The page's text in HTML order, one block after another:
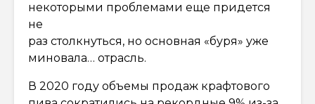
некоторыми проблемами еще придется
не
раз столкнуться, но основная «буря» уже
миновала… отрасль.
В 2020 году объемы продаж крафтового